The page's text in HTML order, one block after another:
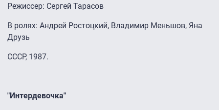
Режиссер: Сергей Тарасов
В ролях: Андрей Ростоцкий, Владимир Меньшов, Яна
Друзь
СССР, 1987.
"Интердевочка"